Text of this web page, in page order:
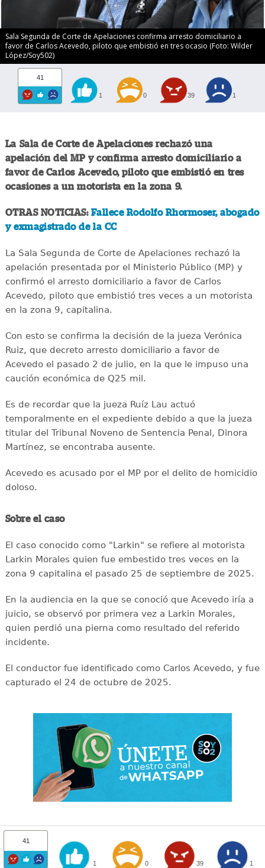
Sala Segunda de Corte de Apelaciones confirma arresto domiciliario a
favor de Carlos Acevedo, piloto que embistió en tres ocasio (Foto: Wilder
López/Soy502)
41
1 0 39 1
La Sala de Corte de Apelaciones rechazó una
apelación del MP y confirma arresto domiciliario a
favor de Carlos Acevedo, piloto que embistió en tres
ocasiones a un motorista en la zona 9.
OTRAS NOTICIAS: Fallece Rodolfo Rhormoser, abogado
y exmagistrado de la CC
La Sala Segunda de Corte de Apelaciones rechazó la
apelación presentada por el Ministerio Público (MP) y
confirmó el arresto domiciliario a favor de Carlos
Acevedo, piloto que embistió tres veces a un motorista
en la zona 9, capitalina.
Con esto se confirma la decisión de la jueza Verónica
Ruiz, que decreto arresto domiciliario a favor de
Acevedo el pasado 2 de julio, en la que le impuso una
caución económica de Q25 mil.
Es de recordar que la jueza Ruíz Lau actuó
temporalmente en el expediente debido a que la jueza
titular del Tribunal Noveno de Sentencia Penal, Dinora
Martínez, se encontraba ausente.
Acevedo es acusado por el MP por el delito de homicidio
doloso.
Sobre el caso
El caso conocido como "Larkin" se refiere al motorista
Larkin Morales quien fue embestido tres veces en la
zona 9 capitalina el pasado 25 de septiembre de 2025.
En la audiencia en la que se conoció que Acevedo iría a
juicio, se observó por primera vez a Larkin Morales,
quien perdió una pierna como resultado del referido
incidente.
El conductor fue identificado como Carlos Acevedo, y fue
capturado el 24 de octubre de 2025.
41
1 0 39 1